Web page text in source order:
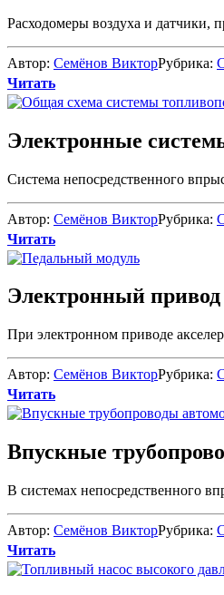
Расходомеры воздуха и датчики,
Автор: Семёнов ВикторРубрика:
Читать
Электронные
Система непосредственного
Автор: Семёнов ВикторРубрика:
Читать
Электронный привод
При электронном приводе
Автор: Семёнов ВикторРубрика:
Читать
Впускные
В системах непосредственного
Автор: Семёнов ВикторРубрика:
Читать